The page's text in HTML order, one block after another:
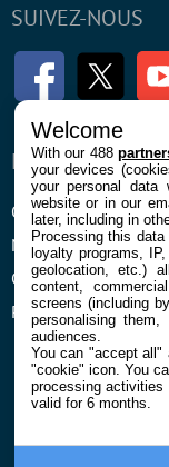
SUIVEZ-NOUS
Facebook
ENTREPRISE
Qui sommes nous
Mentions légales et
Confidentialité et
Préférences cookies
Welcome
With our 488
your devices
your personal data
website or in our
later, including in
Processing this data
loyalty programs,
geolocation, etc.)
content,
screens (including
personalising
audiences.
You can "accept all"
"cookie" icon. You
processing
valid for 6 months.